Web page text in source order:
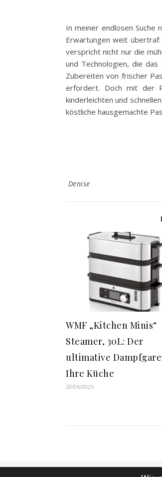
In meiner endlosen Suche
Erwartungen weit
verspricht nicht nur die
und Technologien, die das
Zubereiten von frischer
erfordert. Doch mit der
kinderleichten und
köstliche hausgemachte
Denise
WMF „Kitchen Minis“
Steamer, 30L: Der
ultimative
Ihre Küche
20/06/2025